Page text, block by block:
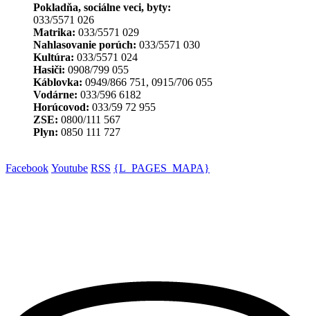
Pokladňa, sociálne veci, byty:
033/5571 026
Matrika: 033/5571 029
Nahlasovanie porúch: 033/5571 030
Kultúra: 033/5571 024
Hasiči: 0908/799 055
Káblovka: 0949/866 751, 0915/706 055
Vodárne: 033/596 6182
Horúcovod: 033/59 72 955
ZSE: 0800/111 567
Plyn: 0850 111 727
Facebook Youtube RSS {L_PAGES_MAPA}